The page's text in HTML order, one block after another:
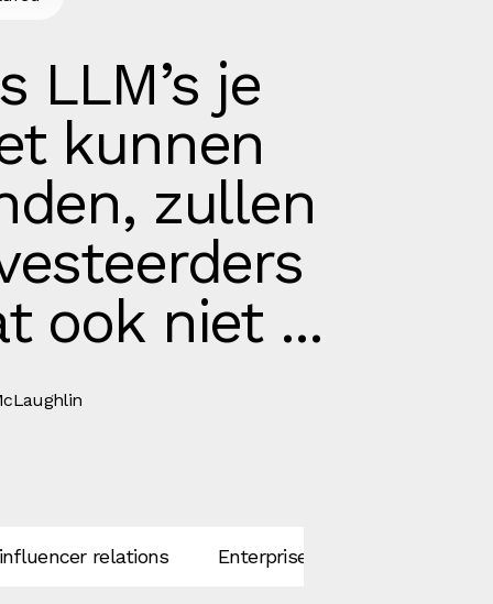
LLM’s je
kunnen
zullen
ook niet ...
relations Enterprise tech